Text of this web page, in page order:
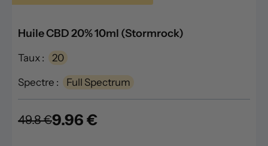
Huile CBD 20% 10ml (Stormrock)
Taux : 20
Spectre : Full Spectrum
49.8 €9.96 €